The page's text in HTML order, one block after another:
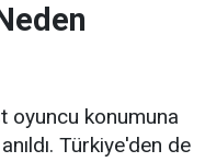
oyuncu konumuna
Türkiye'den de